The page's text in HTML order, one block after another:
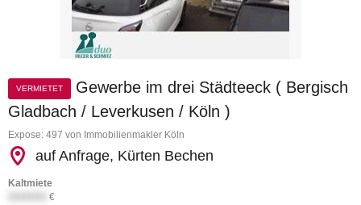
VERMIETET
Gewerbe im drei Städteeck ( Bergisch
Gladbach / Leverkusen / Köln )
Expose: 497 von Immobilienmakler Köln
auf Anfrage, Kürten Bechen
Kaltmiete
€